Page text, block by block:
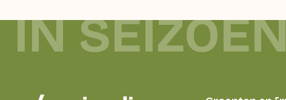
SEIZOEN